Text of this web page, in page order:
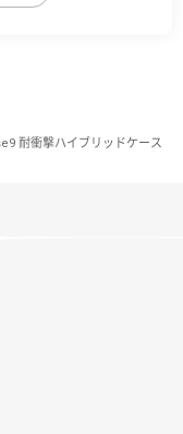
耐衝撃ハイブリッドケース